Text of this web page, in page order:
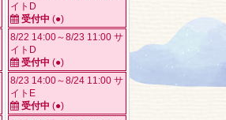
イトD
受付中 (●)
8/22 14:00～8/23 11:00 サ
イトD
受付中 (●)
8/23 14:00～8/24 11:00 サ
イトE
受付中 (●)